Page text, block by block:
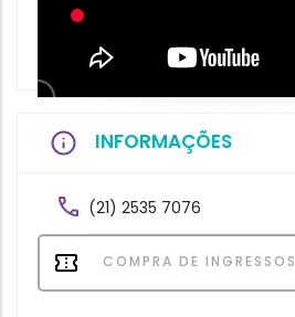
INFORMAÇÕES
(21) 2535 7076
COMPRA DE INGRESSOS